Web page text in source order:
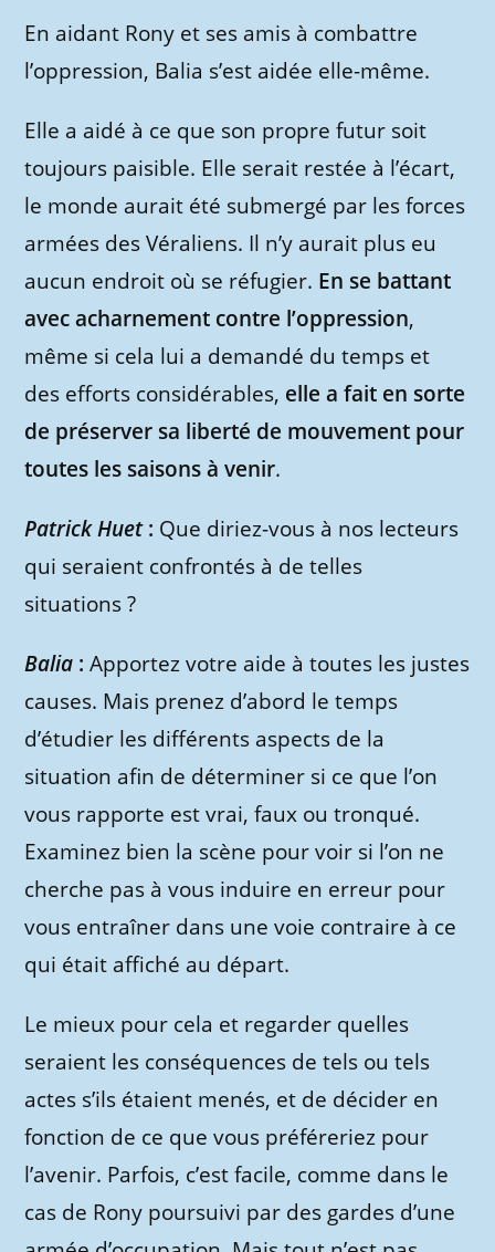
En aidant Rony et ses amis à combattre
l’oppression, Balia s’est aidée elle-même.
Elle a aidé à ce que son propre futur soit
toujours paisible. Elle serait restée à l’écart,
le monde aurait été submergé par les forces
armées des Véraliens. Il n’y aurait plus eu
aucun endroit où se réfugier. En se battant
avec acharnement contre l’oppression,
même si cela lui a demandé du temps et
des efforts considérables, elle a fait en sorte
de préserver sa liberté de mouvement pour
toutes les saisons à venir.
Patrick Huet: Que diriez-vous à nos lecteurs
qui seraient confrontés à de telles
situations ?
Balia : Apportez votre aide à toutes les justes
causes. Mais prenez d’abord le temps
d’étudier les différents aspects de la
situation afin de déterminer si ce que l’on
vous rapporte est vrai, faux ou tronqué.
Examinez bien la scène pour voir si l’on ne
cherche pas à vous induire en erreur pour
vous entraîner dans une voie contraire à ce
qui était affiché au départ.
Le mieux pour cela et regarder quelles
seraient les conséquences de tels ou tels
actes s’ils étaient menés, et de décider en
fonction de ce que vous préféreriez pour
l’avenir. Parfois, c’est facile, comme dans le
cas de Rony poursuivi par des gardes d’une